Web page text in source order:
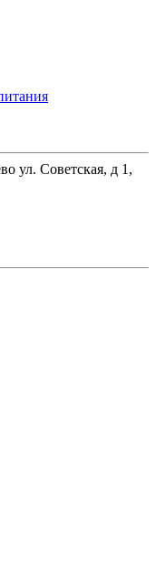
ул. Советская, д 1,